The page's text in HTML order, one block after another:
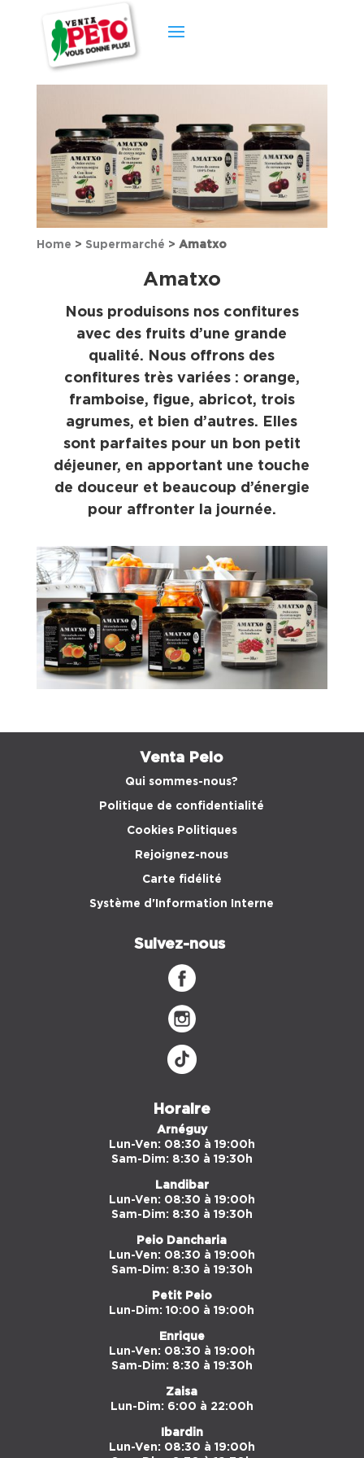
Home > Supermarché > Amatxo
Amatxo
Nous produisons nos confitures
avec des fruits d’une grande
qualité. Nous offrons des
confitures très variées : orange,
framboise, figue, abricot, trois
agrumes, et bien d’autres. Elles
sont parfaites pour un bon petit
déjeuner, en apportant une touche
de douceur et beaucoup d’énergie
pour affronter la journée.
Venta Peio
Qui sommes-nous?
Politique de confidentialité
Cookies Politiques
Rejoignez-nous
Carte fidélité
Système d'Information Interne
Suivez-nous
Horaire
Arnéguy
Lun-Ven: 08:30 à 19:00h
Sam-Dim: 8:30 à 19:30h
Landibar
Lun-Ven: 08:30 à 19:00h
Sam-Dim: 8:30 à 19:30h
Peio Dancharia
Lun-Ven: 08:30 à 19:00h
Sam-Dim: 8:30 à 19:30h
Petit Peio
Lun-Dim: 10:00 à 19:00h
Enrique
Lun-Ven: 08:30 à 19:00h
Sam-Dim: 8:30 à 19:30h
Zaisa
Lun-Dim: 6:00 à 22:00h
Ibardin
Lun-Ven: 08:30 à 19:00h